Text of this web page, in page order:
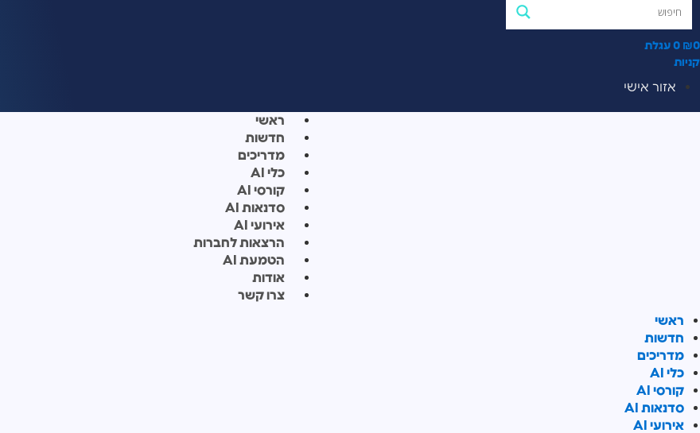
₪0
0 עגלת
קניות
אזור אישי
ראשי
חדשות
מדריכים
כלי AI
קורסי AI
סדנאות AI
אירועי AI
הרצאות לחברות
הטמעת AI
אודות
צרו קשר
ראשי
חדשות
מדריכים
כלי AI
קורסי AI
סדנאות AI
אירועי AI